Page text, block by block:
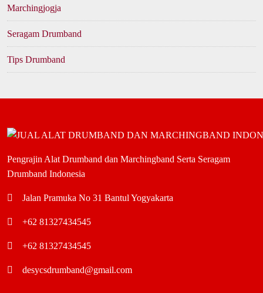
Marchingjogja
Seragam Drumband
Tips Drumband
Pengrajin Alat Drumband dan Marchingband Serta Seragam
Drumband Indonesia
Jalan Pramuka No 31 Bantul Yogyakarta
+62 81327434545
+62 81327434545
desycsdrumband@gmail.com